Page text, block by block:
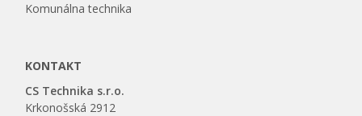
Komunálna technika
KONTAKT
CS Technika s.r.o.
Krkonošská 2912